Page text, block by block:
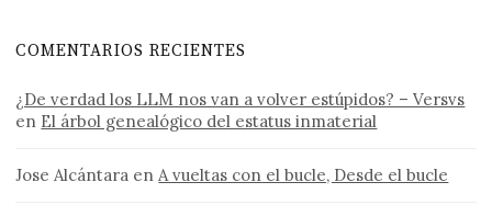
COMENTARIOS RECIENTES
¿De verdad los LLM nos van a volver estúpidos? – Versvs
en El árbol genealógico del estatus inmaterial
Jose Alcántara en A vueltas con el bucle, Desde el bucle